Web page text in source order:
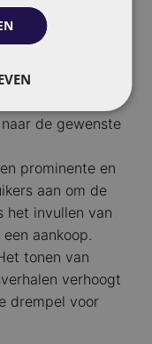
benadrukken
voldoende
de gewenste
prominente en
aan om de
het invullen van
aankoop.
tonen van
verhoogt
drempel voor